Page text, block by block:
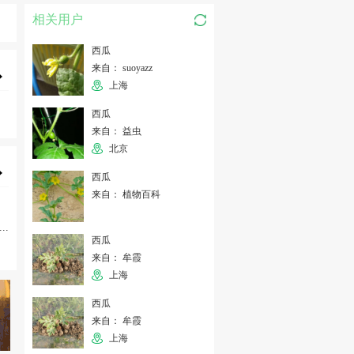
相关用户
西瓜
来自： suoyazz
上海
西瓜
来自： 益虫
北京
西瓜
来自： 植物百科
西瓜
来自： 牟霞
上海
西瓜
来自： 牟霞
上海